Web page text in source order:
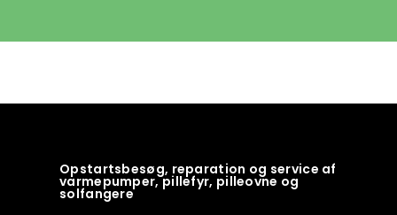
Opstartsbesøg, reparation og service af
varmepumper, pillefyr, pilleovne og
solfangere